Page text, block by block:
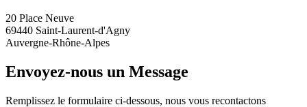
20 Place Neuve
69440 Saint-Laurent-d'Agny
Auvergne-Rhône-Alpes
Envoyez-nous un Message
Remplissez le formulaire ci-dessous, nous vous recontactons